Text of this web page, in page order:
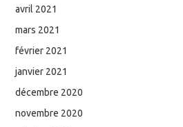
avril 2021
mars 2021
février 2021
janvier 2021
décembre 2020
novembre 2020